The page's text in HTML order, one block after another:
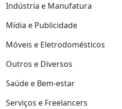
Indústria e Manufatura
Mídia e Publicidade
Móveis e Eletrodomésticos
Outros e Diversos
Saúde e Bem-estar
Serviços e Freelancers